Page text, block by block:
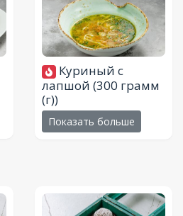
Куриный с
лапшой (300 грамм
(г))
Показать больше